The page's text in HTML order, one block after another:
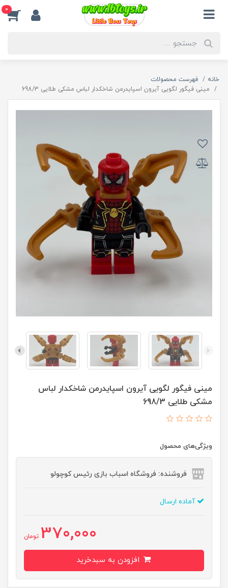
0
خانه
فهرست محصولات
مینی فیگور لگویی آیرون اسپایدرمن شاخکدار لباس مشکی طلایی 698/3
مینی فیگور لگویی آیرون اسپایدرمن شاخکدار لباس
مشکی طلایی 698/3
ویژگی‌های محصول
فروشنده: فروشگاه اسباب بازی رئیس کوچولو
آماده ارسال
370,000 تومان